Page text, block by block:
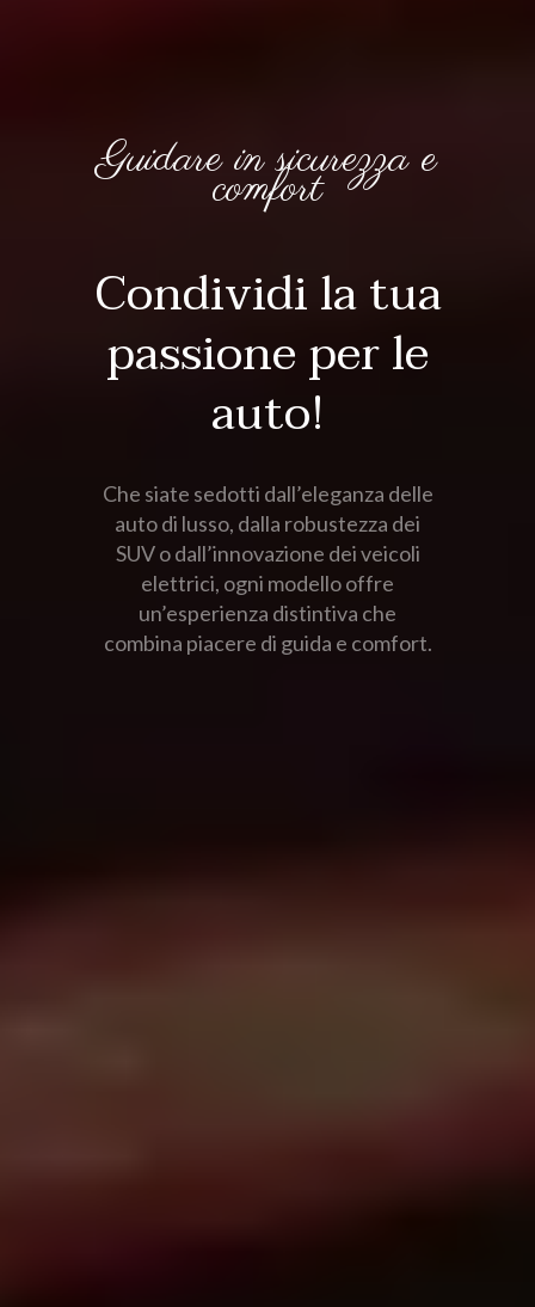
Guidare in sicurezza e
comfort
Condividi la tua
passione per le
auto!
Che siate sedotti dall’eleganza delle
auto di lusso, dalla robustezza dei
SUV o dall’innovazione dei veicoli
elettrici, ogni modello offre
un’esperienza distintiva che
combina piacere di guida e comfort.